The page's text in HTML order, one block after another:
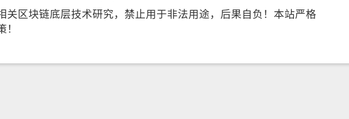
关区块链底层技术研究，禁止用于非法用途，后果自负！本站严格